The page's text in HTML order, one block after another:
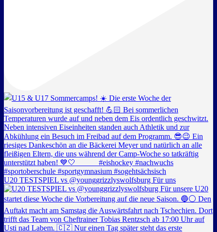
U20 TESTSPIEL vs @younggrizzlyswolfsburg Für uns